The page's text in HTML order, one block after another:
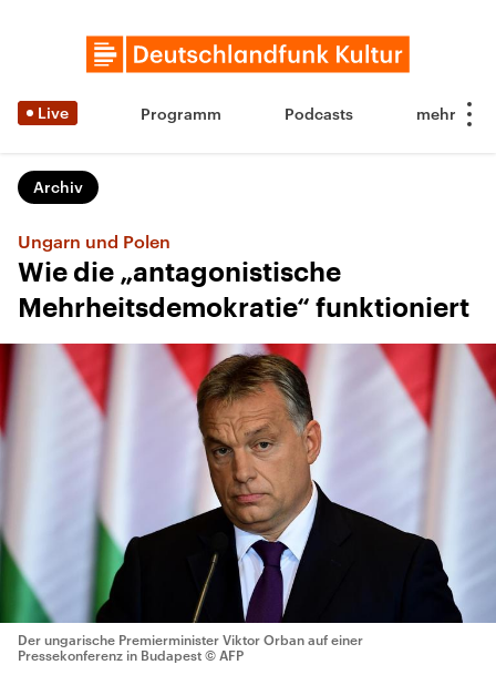
Live Programm Podcasts
Archiv
Ungarn und Polen
Wie die „antagonistische
Mehrheitsdemokratie“ funktioniert
Der ungarische Premierminister Viktor Orban auf einer
Pressekonferenz in Budapest © AFP